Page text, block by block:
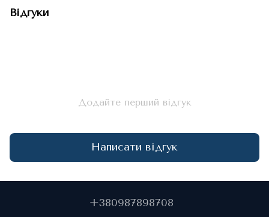
Відгуки
Додайте перший відгук
Написати відгук
+380987898708